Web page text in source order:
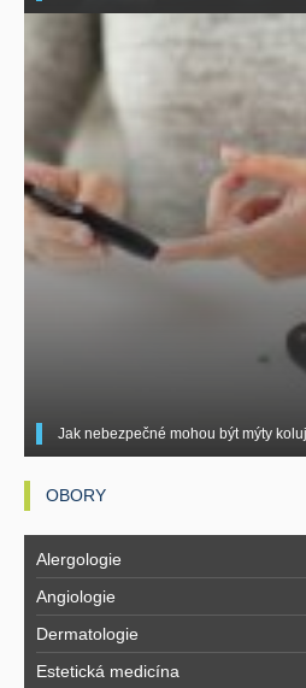
Jak nebezpečné mohou být mýty
OBORY
Alergologie
Angiologie
Dermatologie
Estetická medicína